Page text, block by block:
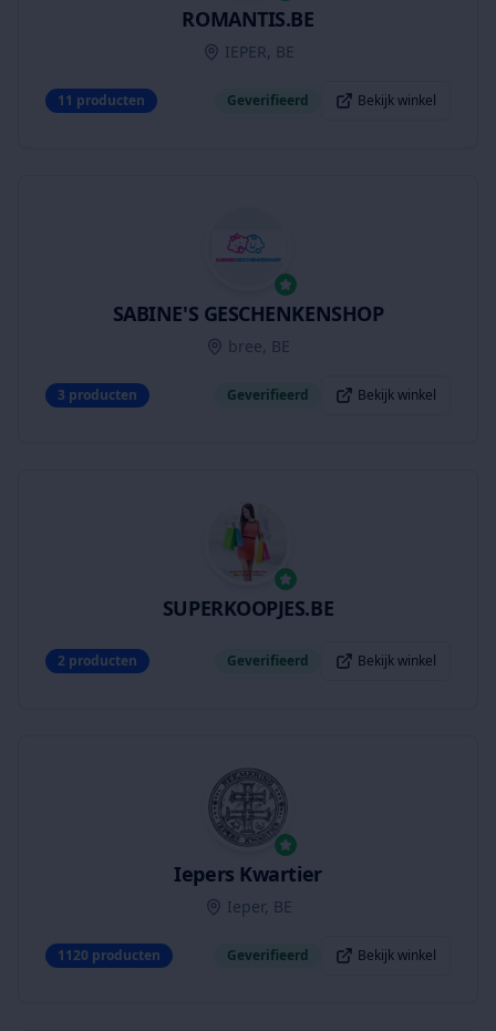
ROMANTIS.BE
IEPER, BE
11 producten Geverifieerd Bekijk winkel
SABINE'S GESCHENKENSHOP
bree, BE
3 producten Geverifieerd Bekijk winkel
SUPERKOOPJES.BE
2 producten Geverifieerd Bekijk winkel
Iepers Kwartier
Ieper, BE
1120 producten Geverifieerd Bekijk winkel